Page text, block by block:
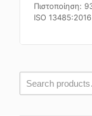
Πιστοποίηση:
ISO 13485:2016